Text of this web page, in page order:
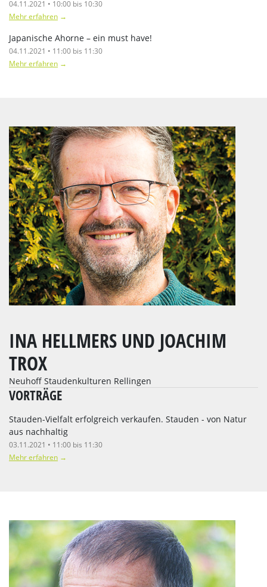
04.11.2021 • 10:00 bis 10:30
Mehr erfahren →
Japanische Ahorne – ein must have!
04.11.2021 • 11:00 bis 11:30
Mehr erfahren →
INA HELLMERS UND JOACHIM
TROX
Neuhoff Staudenkulturen Rellingen
VORTRÄGE
Stauden-Vielfalt erfolgreich verkaufen. Stauden - von Natur
aus nachhaltig
03.11.2021 • 11:00 bis 11:30
Mehr erfahren →